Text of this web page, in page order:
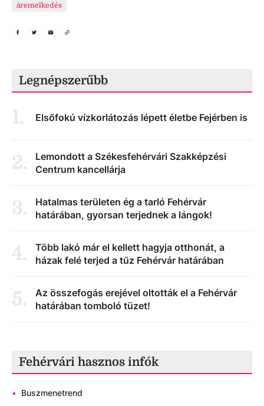
áremelkedés
Legnépszerűbb
1. Elsőfokú vízkorlátozás lépett életbe Fejérben is
2.
Lemondott a Székesfehérvári Szakképzési
Centrum kancellárja
3.
Hatalmas területen ég a tarló Fehérvár
határában, gyorsan terjednek a lángok!
4.
Több lakó már el kellett hagyja otthonát, a
házak felé terjed a tűz Fehérvár határában
5.
Az összefogás erejével oltották el a Fehérvár
határában tomboló tüzet!
Fehérvári hasznos infók
• Buszmenetrend